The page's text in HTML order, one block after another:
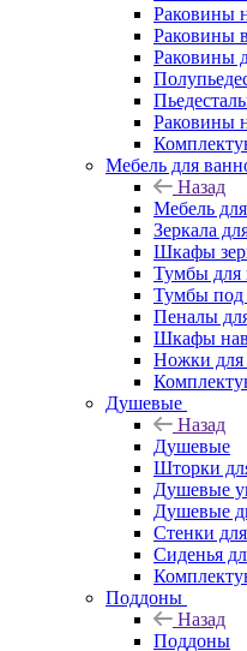
Раковины
Раковины
Раковины
Раковины
Мебель для
Назад
Мебель
Зеркала
Шкафы
Тумбы для
Тумбы под
Пеналы
Шкафы
Ножки для
Душевые
Назад
Душевые
Шторки
Душевые
Душевые
Стенки
Сиденья
Поддоны
Назад
Поддоны